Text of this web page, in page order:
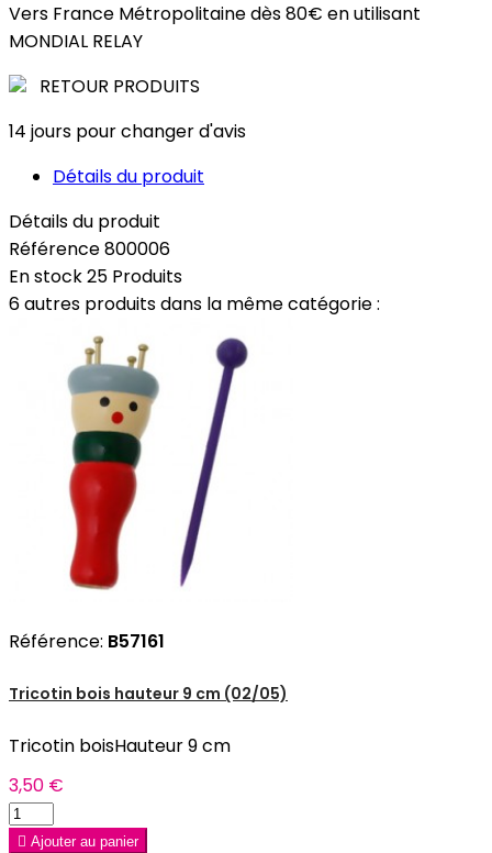
Vers France Métropolitaine dès 80€ en utilisant
MONDIAL RELAY
RETOUR PRODUITS
14 jours pour changer d'avis
Détails du produit
Détails du produit
Référence800006
En stock25 Produits
6 autres produits dans la même catégorie :
Référence: B57161
Tricotin bois hauteur 9 cm (02/05)
Tricotin boisHauteur 9 cm
3,50 €
 Ajouter au panier